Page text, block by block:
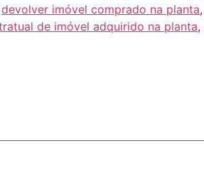
devolver imóvel comprado na planta,
de imóvel adquirido na planta,